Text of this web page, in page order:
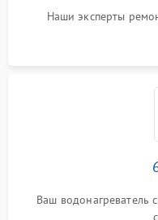
Наши эксперты
Ваш водонагреватель